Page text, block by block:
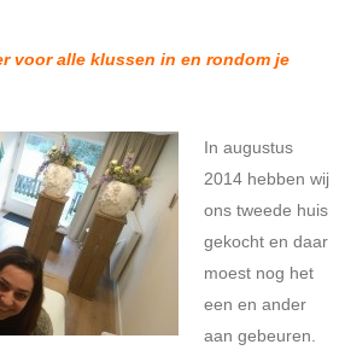
voor alle klussen in en rondom je
In augustus
2014 hebben wij
ons tweede huis
gekocht en daar
moest nog het
een en ander
aan gebeuren.